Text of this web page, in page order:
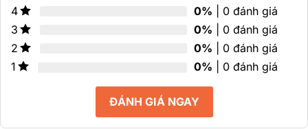
4
0% | 0 đánh giá
3
0% | 0 đánh giá
2
0% | 0 đánh giá
1
0% | 0 đánh giá
ĐÁNH GIÁ NGAY